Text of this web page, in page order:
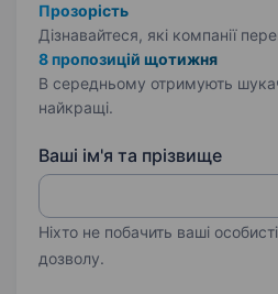
Прозорість
Дізнавайтеся, які компанії
8 пропозицій щотижня
В середньому отримують
найкращі.
Ваші ім'я та прізвище
Ніхто не побачить ваші
дозволу.